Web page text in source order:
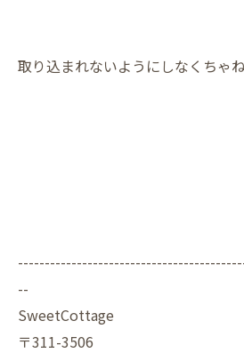
取り込まれないようにしなくちゃね
--
SweetCottage
〒311-3506